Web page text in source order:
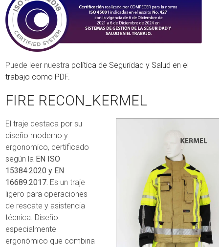
Puede leer nuestra política de Seguridad y Salud en el
trabajo como PDF.
FIRE RECON_KERMEL
El traje destaca por su
diseño moderno y
ergonomico, certificado
según la EN ISO
15384:2020 y EN
16689:2017. Es un traje
ligero para operaciones
de rescate y asistencia
técnica. Diseño
especialmente
ergonómico que combina